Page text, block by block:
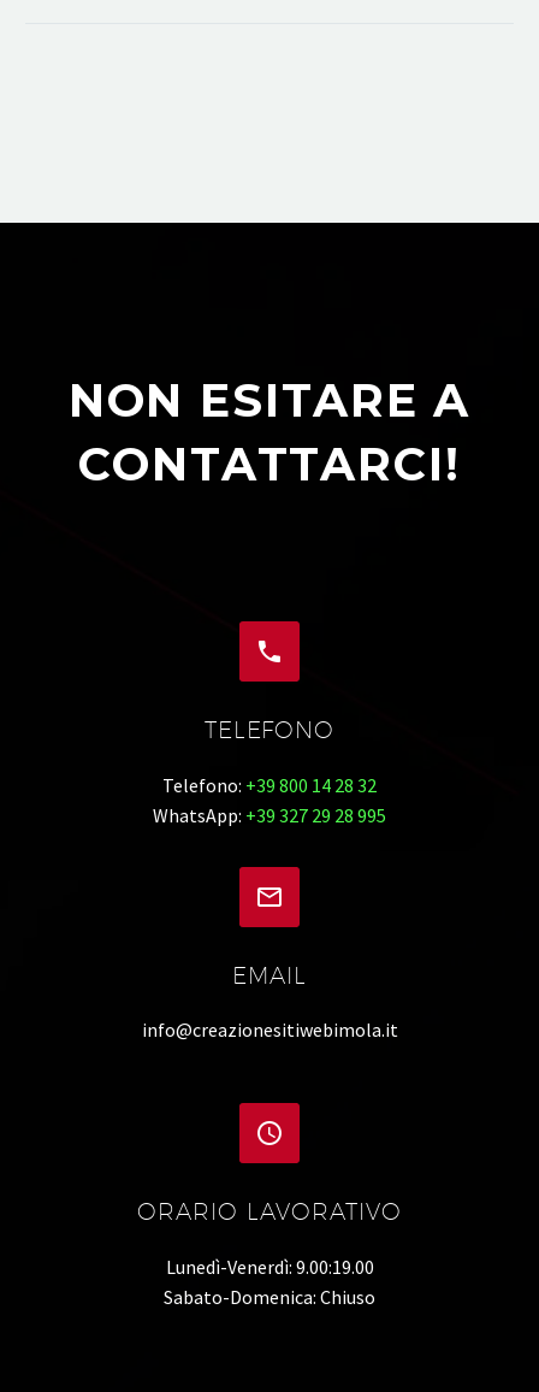
NON ESITARE A
CONTATTARCI!


TELEFONO
Telefono: +39 800 14 28 32
WhatsApp: +39 327 29 28 995


EMAIL
info@creazionesitiwebimola.it


ORARIO LAVORATIVO
Lunedì-Venerdì: 9.00:19.00
Sabato-Domenica: Chiuso